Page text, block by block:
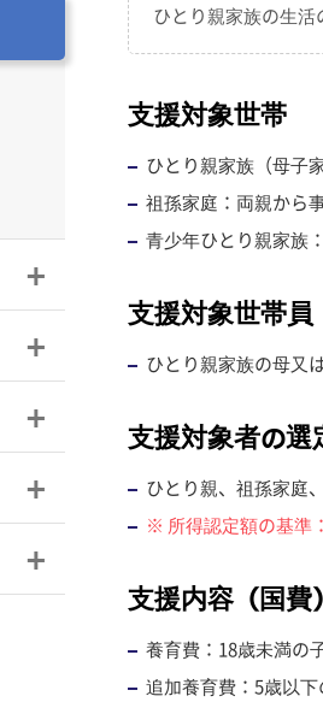
ひとり親家族の生
支援対象世帯
ひとり親家族（母子
祖孫家庭：両親から
青少年ひとり親家族
支援対象世帯員
ひとり親家族の母又
支援対象者の選
ひとり親、祖孫家庭
※ 所得認定額の基準
支援内容（国費）
養育費：18歳未満の
追加養育費：5歳以